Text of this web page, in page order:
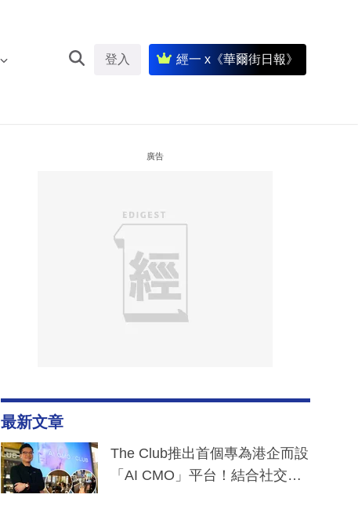
登入 經一 x《華爾街日報》
廣告
最新文章
The Club推出首個專為港企而設
「AI CMO」平台！結合社交聆